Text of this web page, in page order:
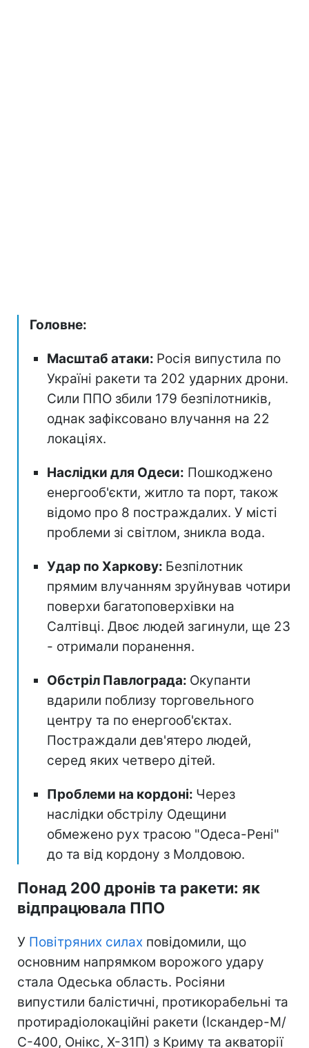
Головне:
Масштаб атаки: Росія випустила по
Україні ракети та 202 ударних дрони.
Сили ППО збили 179 безпілотників,
однак зафіксовано влучання на 22
локаціях.
Наслідки для Одеси: Пошкоджено
енергооб'єкти, житло та порт, також
відомо про 8 постраждалих. У місті
проблеми зі світлом, зникла вода.
Удар по Харкову: Безпілотник
прямим влучанням зруйнував чотири
поверхи багатоповерхівки на
Салтівці. Двоє людей загинули, ще 23
- отримали поранення.
Обстріл Павлограда: Окупанти
вдарили поблизу торговельного
центру та по енергооб'єктах.
Постраждали дев'ятеро людей,
серед яких четверо дітей.
Проблеми на кордоні: Через
наслідки обстрілу Одещини
обмежено рух трасою "Одеса-Рені"
до та від кордону з Молдовою.
Понад 200 дронів та ракети: як
відпрацювала ППО
У Повітряних силах повідомили, що
основним напрямком ворожого удару
стала Одеська область. Росіяни
випустили балістичні, протикорабельні та
протирадіолокаційні ракети (Іскандер-М/
С-400, Онікс, Х-31П) з Криму та акваторії